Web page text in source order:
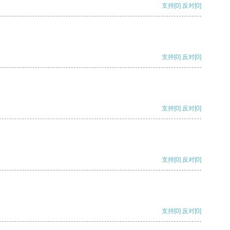
支持[0] 反对[0]
支持[0] 反对[0]
支持[0] 反对[0]
支持[0] 反对[0]
支持[0] 反对[0]